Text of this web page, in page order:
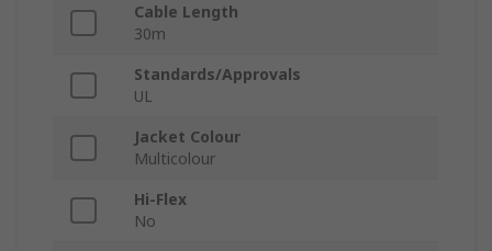
Cable Length
30m
Standards/Approvals
UL
Jacket Colour
Multicolour
Hi-Flex
No